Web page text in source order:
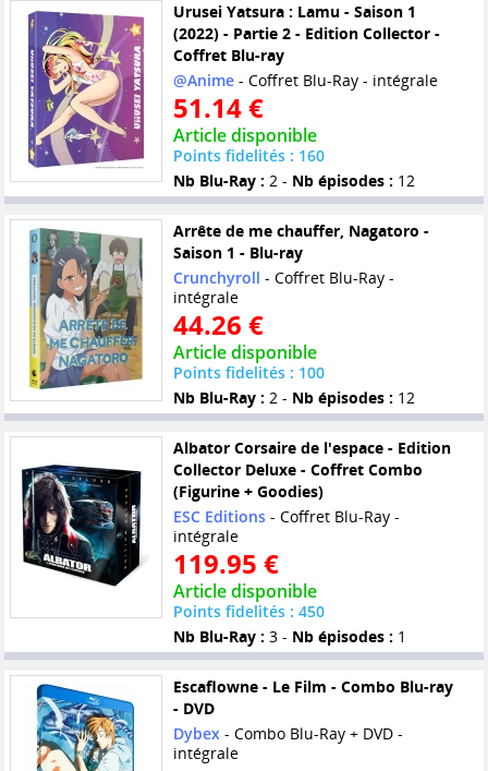
Urusei Yatsura : Lamu - Saison 1
(2022) - Partie 2 - Edition Collector -
Coffret Blu-ray
@Anime- Coffret Blu-Ray - intégrale
51.14 €
Article disponible
Points fidelités : 160
Nb Blu-Ray : 2 - Nb épisodes : 12
Arrête de me chauffer, Nagatoro -
Saison 1 - Blu-ray
Crunchyroll - Coffret Blu-Ray -
intégrale
44.26 €
Article disponible
Points fidelités : 100
Nb Blu-Ray : 2 - Nb épisodes : 12
Albator Corsaire de l'espace - Edition
Collector Deluxe - Coffret Combo
(Figurine + Goodies)
ESC Editions- Coffret Blu-Ray -
intégrale
119.95 €
Article disponible
Points fidelités : 450
Nb Blu-Ray : 3 - Nb épisodes : 1
Escaflowne - Le Film - Combo Blu-ray
- DVD
Dybex- Combo Blu-Ray + DVD -
intégrale